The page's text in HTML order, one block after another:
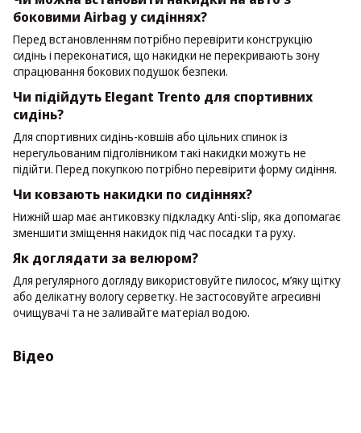
боковими Airbag у сидіннях?
Перед встановленням потрібно перевірити конструкцію
сидінь і переконатися, що накидки не перекривають зону
спрацювання бокових подушок безпеки.
Чи підійдуть Elegant Trento для спортивних
сидінь?
Для спортивних сидінь-ковшів або цільних спинок із
нерегульованим підголівником такі накидки можуть не
підійти. Перед покупкою потрібно перевірити форму сидіння.
Чи ковзають накидки по сидіннях?
Нижній шар має антиковзку підкладку Anti-slip, яка допомагає
зменшити зміщення накидок під час посадки та руху.
Як доглядати за велюром?
Для регулярного догляду використовуйте пилосос, м’яку щітку
або делікатну вологу серветку. Не застосовуйте агресивні
очищувачі та не заливайте матеріал водою.
Відео